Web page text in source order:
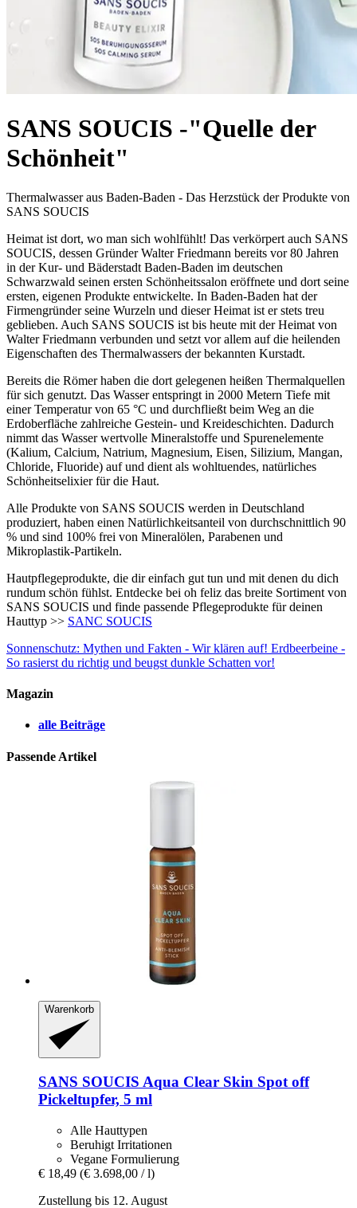
SANS SOUCIS -"Quelle der
Schönheit"
Thermalwasser aus Baden-Baden - Das Herzstück der Produkte von
SANS SOUCIS
Heimat ist dort, wo man sich wohlfühlt! Das verkörpert auch SANS
SOUCIS, dessen Gründer Walter Friedmann bereits vor 80 Jahren
in der Kur- und Bäderstadt Baden-Baden im deutschen
Schwarzwald seinen ersten Schönheitssalon eröffnete und dort seine
ersten, eigenen Produkte entwickelte. In Baden-Baden hat der
Firmengründer seine Wurzeln und dieser Heimat ist er stets treu
geblieben. Auch SANS SOUCIS ist bis heute mit der Heimat von
Walter Friedmann verbunden und setzt vor allem auf die heilenden
Eigenschaften des Thermalwassers der bekannten Kurstadt.
Bereits die Römer haben die dort gelegenen heißen Thermalquellen
für sich genutzt. Das Wasser entspringt in 2000 Metern Tiefe mit
einer Temperatur von 65 °C und durchfließt beim Weg an die
Erdoberfläche zahlreiche Gestein- und Kreideschichten. Dadurch
nimmt das Wasser wertvolle Mineralstoffe und Spurenelemente
(Kalium, Calcium, Natrium, Magnesium, Eisen, Silizium, Mangan,
Chloride, Fluoride) auf und dient als wohltuendes, natürliches
Schönheitselixier für die Haut.
Alle Produkte von SANS SOUCIS werden in Deutschland
produziert, haben einen Natürlichkeitsanteil von durchschnittlich 90
% und sind 100% frei von Mineralölen, Parabenen und
Mikroplastik-Partikeln.
Hautpflegeprodukte, die dir einfach gut tun und mit denen du dich
rundum schön fühlst. Entdecke bei oh feliz das breite Sortiment von
SANS SOUCIS und finde passende Pflegeprodukte für deinen
Hauttyp >> SANC SOUCIS
Sonnenschutz: Mythen und Fakten - Wir klären auf! Erdbeerbeine -
So rasierst du richtig und beugst dunkle Schatten vor!
Magazin
alle Beiträge
Passende Artikel
Warenkorb
SANS SOUCIS Aqua Clear Skin Spot off
Pickeltupfer, 5 ml
Alle Hauttypen
Beruhigt Irritationen
Vegane Formulierung
€ 18,49 (€ 3.698,00 / l)
Zustellung bis 12. August